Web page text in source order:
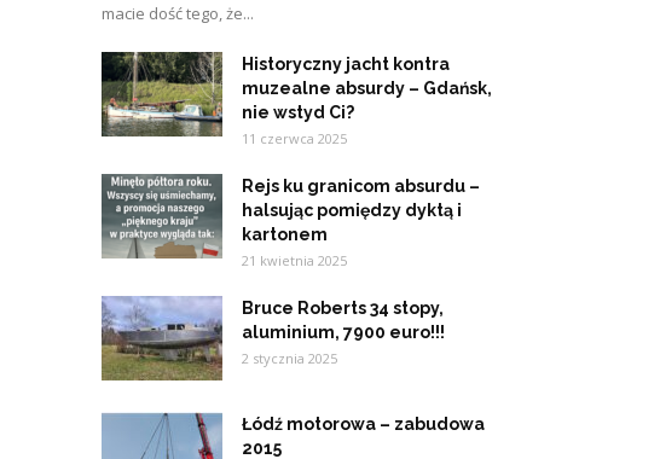
macie dość tego, że...
Historyczny jacht kontra
muzealne absurdy – Gdańsk,
nie wstyd Ci?
11 czerwca 2025
Rejs ku granicom absurdu –
halsując pomiędzy dyktą i
kartonem
21 kwietnia 2025
Bruce Roberts 34 stopy,
aluminium, 7900 euro!!!
2 stycznia 2025
Łódź motorowa – zabudowa
2015